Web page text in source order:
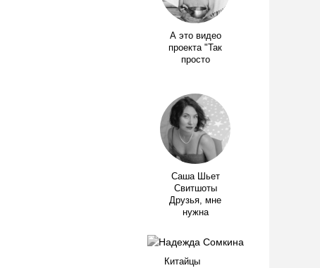
А это видео
проекта "Так
просто
Саша Шьет
Свитшоты
Друзья, мне
нужна
Китайцы